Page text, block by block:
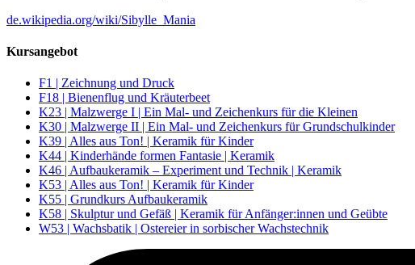
de.wikipedia.org/​wiki/​Sibylle_Mania
Kursangebot
F1 | Zeichnung und Druck
F18 | Bienenflug und Kräuterbeet
K23 | Malzwerge I | Ein Mal- und Zeichenkurs für die Kleinen
K30 | Malzwerge II | Ein Mal- und Zeichenkurs für Grundschulkinder
K39 | Alles aus Ton! | Keramik für Kinder
K44 | Kinderhände formen Fantasie | Keramik
K46 | Aufbaukeramik – Experiment und Technik | Keramik
K53 | Alles aus Ton! | Keramik für Kinder
K55 | Grundkurs Aufbaukeramik
K58 | Skulptur und Gefäß | Keramik für Anfänger:innen und Geübte
W53 | Wachsbatik | Ostereier in sorbischer Wachstechnik